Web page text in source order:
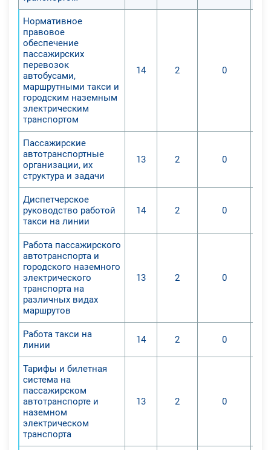
Нормативное
правовое
обеспечение
пассажирских
перевозок
автобусами,
маршрутными такси и
городским наземным
электрическим
транспортом
14 2 0
Пассажирские
автотранспортные
организации, их
структура и задачи
13 2 0
Диспетчерское
руководство работой
такси на линии
14 2 0
Работа пассажирского
автотранспорта и
городского наземного
электрического
транспорта на
различных видах
маршрутов
13 2 0
Работа такси на
линии
14 2 0
Тарифы и билетная
система на
пассажирском
автотранспорте и
наземном
электрическом
транспорта
13 2 0